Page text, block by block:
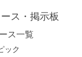
ス・掲示板
ス一覧
ック